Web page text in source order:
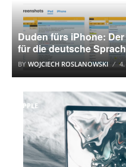
Duden fürs iPhone:
für die deutsche
BYWOJCIECH ROSLANOWSKI
APPLE